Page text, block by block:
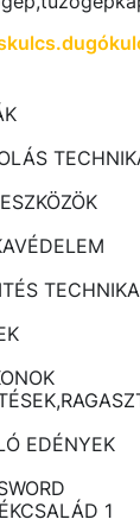
TECHNIKA
EDÉNYEK
1